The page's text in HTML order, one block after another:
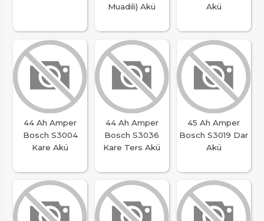
Muadili) Akü
Akü
44 Ah Amper
Bosch S3004
Kare Akü
44 Ah Amper
Bosch S3036
Kare Ters Akü
45 Ah Amper
Bosch S3019 Dar
Akü